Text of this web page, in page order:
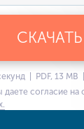
СКАЧАТЬ
| PDF, 13
согласие на